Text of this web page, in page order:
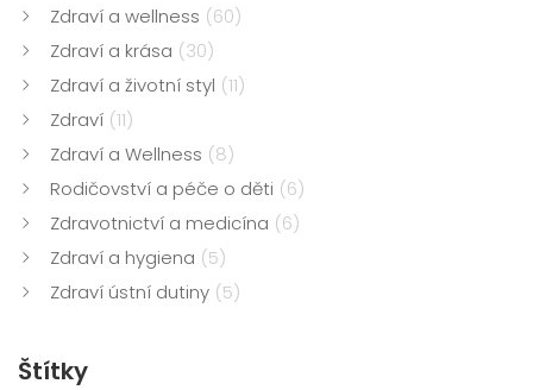
Zdraví a wellness (60)
Zdraví a krása (30)
Zdraví a životní styl (11)
Zdraví (11)
Zdraví a Wellness (8)
Rodičovství a péče o děti (6)
Zdravotnictví a medicína (6)
Zdraví a hygiena (5)
Zdraví ústní dutiny (5)
Štítky